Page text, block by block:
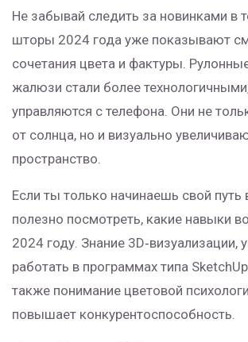
Не забывай следить за новинками в
шторы 2024 года уже показывают
сочетания цвета и фактуры.
жалюзи стали более
управляются с телефона. Они не
от солнца, но и визуально
пространство.
Если ты только начинаешь свой путь
полезно посмотреть, какие навыки
2024 году. Знание 3D‑визуализации,
работать в программах типа
также понимание цветовой
повышает конкурентоспособность.